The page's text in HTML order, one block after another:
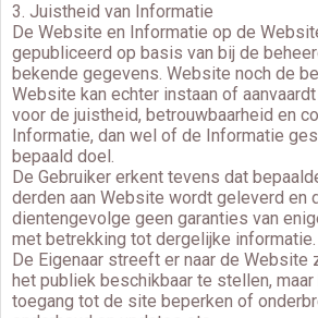
3. Juistheid van Informatie
De Website en Informatie op de
gepubliceerd op basis van bij de
bekende gegevens. Website noch de
Website kan echter instaan of
voor de juistheid, betrouwbaarheid en
Informatie, dan wel of de Informatie
bepaald doel.
De Gebruiker erkent tevens dat
derden aan Website wordt geleverd en
dientengevolge geen garanties van
met betrekking tot dergelijke informatie.
De Eigenaar streeft er naar de Website
het publiek beschikbaar te stellen,
toegang tot de site beperken of